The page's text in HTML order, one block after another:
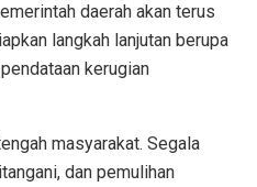
daerah akan terus
langkah lanjutan berupa
kerugian
masyarakat. Segala
dan pemulihan